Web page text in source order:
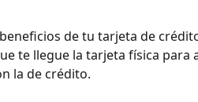
de tu tarjeta de
te llegue la tarjeta física
la de crédito.